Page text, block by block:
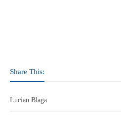
Share This:
Lucian Blaga